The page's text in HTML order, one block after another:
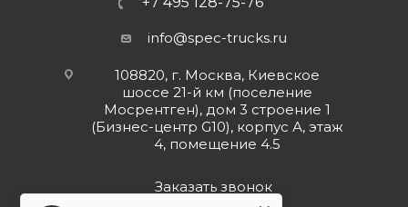
info@spec-trucks.ru
108820, г. Москва, Киевское
шоссе 21-й км (поселение
Мосрентген), дом 3 строение 1
(Бизнес-центр G10), корпус А, этаж
4, помещение 4.5
Заказать звонок